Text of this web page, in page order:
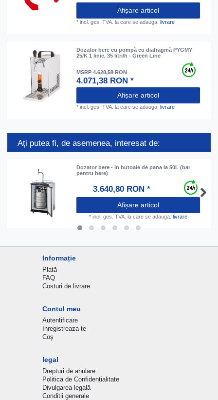
Afișare articol
*incl. ges. TVA. la care se adauga.livrare
Dozator bere cu pompă cu diafragmă PYGMY
25/K 1 linie, 35 litri/h - Green Line
MSRP 4.628,58 RON
4.071,38 RON *
Afișare articol
*incl. ges. TVA. la care se adauga.livrare
Ați putea fi, de asemenea, interesat de:
Dozator bere - in butoaie de pana la 50L (bar
pentru bere)
3.640,80 RON *
Afișare articol
* incl. ges. TVA. la care se adauga. livrare
Informație
Plată
FAQ
Costuri de livrare
Contul meu
Autentificare
Inregistreaza-te
Coş
legal
Drepturi de anulare
Politica de Confidențialitate
Divulgarea legală
Conditii generale